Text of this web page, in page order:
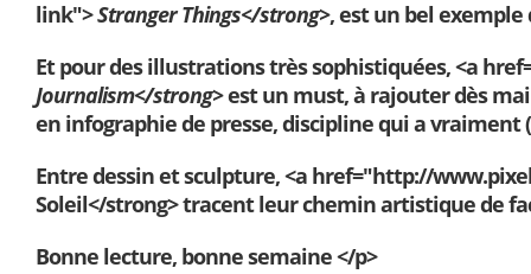
link">Stranger Things</strong>, est un bel exemple
Et pour des illustrations très sophistiquées, <a
Journalism</strong>est un must, à rajouter dès
en infographie de presse, discipline qui a vraiment
Entre dessin et sculpture, <a href="http://
Soleil</strong> tracent leur chemin artistique de
Bonne lecture, bonne semaine </p>